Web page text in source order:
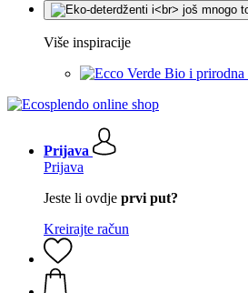
Više inspiracije
Bio i prirodna
Prijava
Prijava
Jeste li ovdje prvi put?
Kreirajte račun